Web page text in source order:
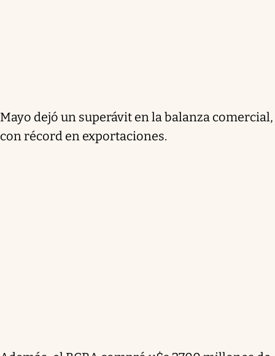
Mayo dejó un superávit en la balanza comercial,
con récord en exportaciones.